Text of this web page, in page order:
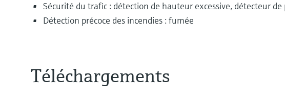
Sécurité du trafic : détection de hauteur excessive, détecteur de
Détection précoce des incendies : fumée
Téléchargements